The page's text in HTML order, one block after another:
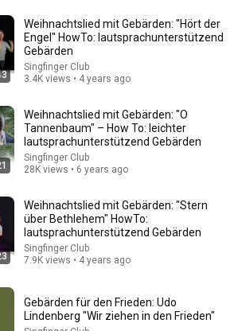
Laterne 🏮| Die Musikzwerge -
- Kinderlieder •
Mitsingen und Bewegen • 20M views
Weihnachtslied mit Gebärden: "Hört der
Engel" HowTo: lautsprachunterstützend
Gebärden
Singfinger Club
3.4K views • 4 years ago
Weihnachtslied mit Gebärden: "O
Tannenbaum" – How To: leichter
lautsprachunterstützend Gebärden
Singfinger Club
28K views • 6 years ago
Weihnachtslied mit Gebärden: "Stern
über Bethlehem" HowTo:
lautsprachunterstützend Gebärden
Singfinger Club
7.9K views • 4 years ago
Gebärden für den Frieden: Udo
Lindenberg "Wir ziehen in den Frieden"